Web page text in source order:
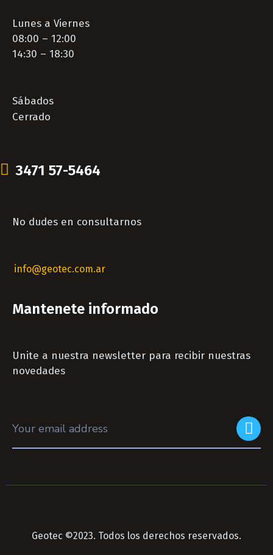
Lunes a Viernes
08:00 – 12:00
14:30 – 18:30
Sábados
Cerrado
3471 57-5464
No dudes en consultarnos
info@geotec.com.ar
Mantenete informado
Unite a nuestra newsletter para recibir nuestras
novedades
Geotec ©2023. Todos los derechos reservados.